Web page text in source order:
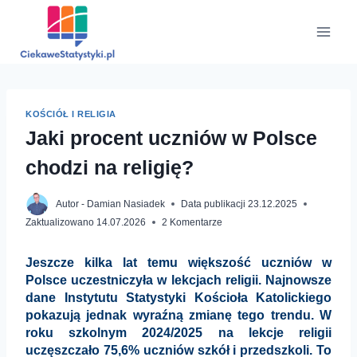
KOŚCIÓŁ I RELIGIA
Jaki procent uczniów w Polsce
chodzi na religię?
Autor - Damian Nasiadek Data publikacji 23.12.2025
Zaktualizowano 14.07.2026 2 Komentarze
Jeszcze kilka lat temu większość uczniów w
Polsce uczestniczyła w lekcjach religii. Najnowsze
dane Instytutu Statystyki Kościoła Katolickiego
pokazują jednak wyraźną zmianę tego trendu. W
roku szkolnym 2024/2025 na lekcje religii
uczęszczało 75,6% uczniów szkół i przedszkoli. To